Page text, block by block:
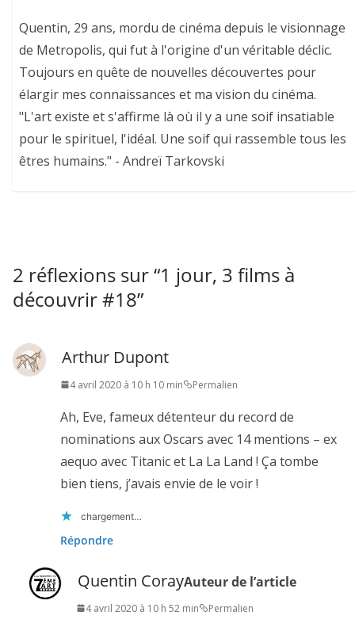
Quentin, 29 ans, mordu de cinéma depuis le visionnage
de Metropolis, qui fut à l'origine d'un véritable déclic.
Toujours en quête de nouvelles découvertes pour
élargir mes connaissances et ma vision du cinéma.
"L'art existe et s'affirme là où il y a une soif insatiable
pour le spirituel, l'idéal. Une soif qui rassemble tous les
êtres humains." - Andreï Tarkovski
2 réflexions sur “1 jour, 3 films à
découvrir #18”
Arthur Dupont
4 avril 2020 à 10 h 10 min Permalien
Ah, Eve, fameux détenteur du record de
nominations aux Oscars avec 14 mentions – ex
aequo avec Titanic et La La Land ! Ça tombe
bien tiens, j’avais envie de le voir !
chargement…
Répondre
Quentin CorayAuteur de l’article
4 avril 2020 à 10 h 52 min Permalien